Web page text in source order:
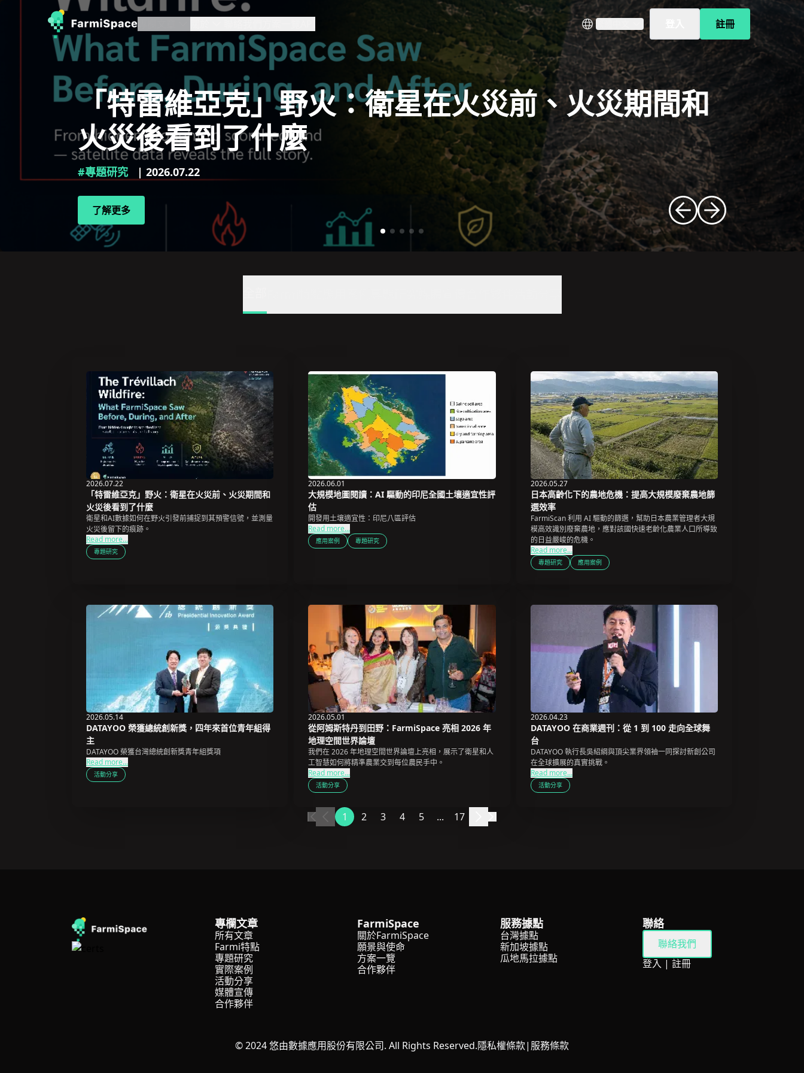
繁體中文 註冊
「特雷維亞克」野火：衛星在火災前、火災期間和
火災後看到了什麼
#專題研究 | 2026.07.22
了解更多
2026.07.22
「特雷維亞克」野火：衛星在火災前、火災期間和
火災後看到了什麼
衛星和AI數據如何在野火引發前捕捉到其預警信號，並測量
火災後留下的痕跡。
Read more...
專題研究
2026.06.01
大規模地圖閱讀：AI 驅動的印尼全國土壤適宜性評
估
開發用土壤適宜性：印尼八區評估
Read more...
應用案例 專題研究
2026.05.27
日本高齡化下的農地危機：提高大規模廢棄農地篩
選效率
FarmiScan 利用 AI 驅動的篩選，幫助日本農業管理者大規
模高效識別廢棄農地，應對該國快速老齡化農業人口所導致
的日益嚴峻的危機。
Read more...
專題研究 應用案例
2026.05.14
DATAYOO 榮獲總統創新獎，四年來首位青年組得
主
DATAYOO 榮獲台灣總統創新獎青年組獎項
Read more...
活動分享
2026.05.01
從阿姆斯特丹到田野：FarmiSpace 亮相 2026 年
地理空間世界論壇
我們在 2026 年地理空間世界論壇上亮相，展示了衛星和人
工智慧如何將精準農業交到每位農民手中。
Read more...
活動分享
2026.04.23
DATAYOO 在商業週刊：從 1 到 100 走向全球舞
台
DATAYOO 執行長吳紹綱與頂尖業界領袖一同探討新創公司
在全球擴展的真實挑戰。
Read more...
活動分享
1 2 3 4 5 ... 17
專欄文章
所有文章
Farmi特點
專題研究
實際案例
活動分享
媒體宣傳
合作夥伴
FarmiSpace
關於FarmiSpace
願景與使命
方案一覽
合作夥伴
服務據點
台灣據點
新加坡據點
瓜地馬拉據點
聯絡
聯絡我們
登入 | 註冊
© 2024 悠由數據應用股份有限公司. All Rights Reserved.隱私權條款| 服務條款